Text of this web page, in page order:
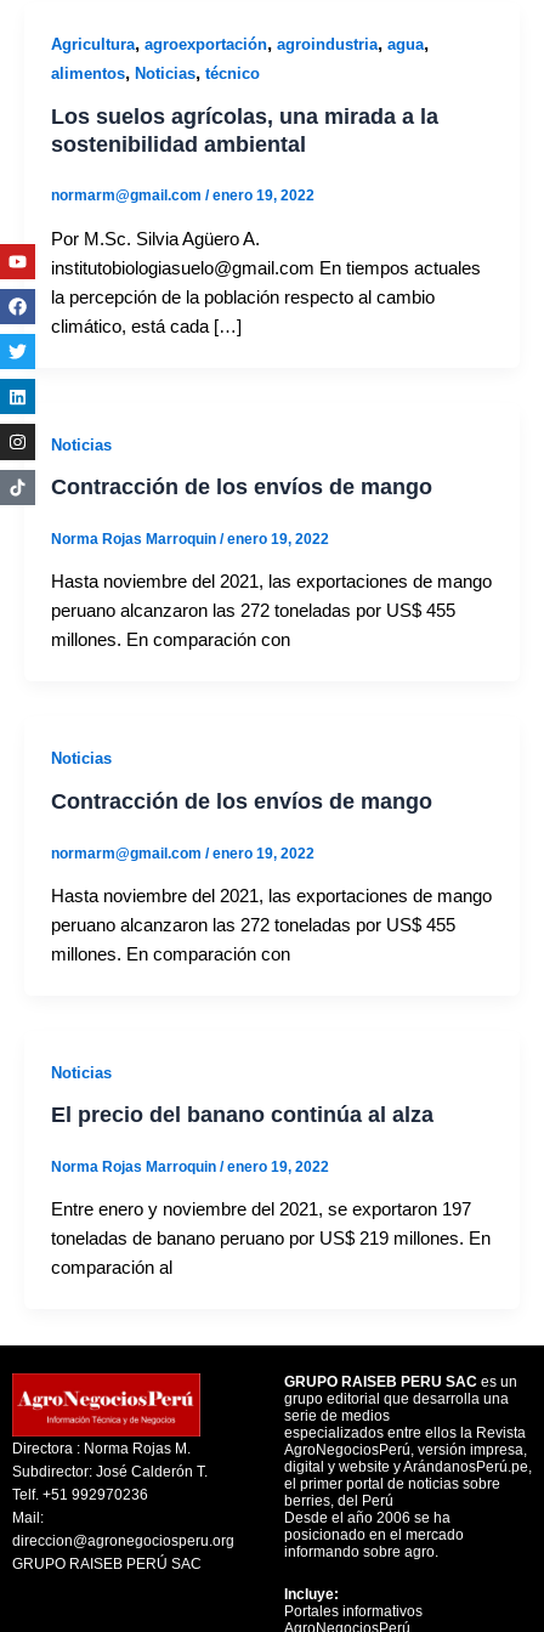
Agricultura, agroexportación, agroindustria, agua,
alimentos, Noticias, técnico
Los suelos agrícolas, una mirada a la
sostenibilidad ambiental
normarm@gmail.com /enero 19, 2022
Por M.Sc. Silvia Agüero A.
institutobiologiasuelo@gmail.com En tiempos actuales
la percepción de la población respecto al cambio
climático, está cada […]
Noticias
Contracción de los envíos de mango
Norma Rojas Marroquin /enero 19, 2022
Hasta noviembre del 2021, las exportaciones de mango
peruano alcanzaron las 272 toneladas por US$ 455
millones. En comparación con
Noticias
Contracción de los envíos de mango
normarm@gmail.com /enero 19, 2022
Hasta noviembre del 2021, las exportaciones de mango
peruano alcanzaron las 272 toneladas por US$ 455
millones. En comparación con
Noticias
El precio del banano continúa al alza
Norma Rojas Marroquin /enero 19, 2022
Entre enero y noviembre del 2021, se exportaron 197
toneladas de banano peruano por US$ 219 millones. En
comparación al
Directora : Norma Rojas M.
Subdirector: José Calderón T.
Telf. +51 992970236
Mail:
direccion@agronegociosperu.org
GRUPO RAISEB PERÚ SAC
GRUPO RAISEB PERU SAC es un
grupo editorial que desarrolla una
serie de medios
especializados entre ellos la Revista
AgroNegociosPerú, versión impresa,
digital y website y ArándanosPerú.pe,
el primer portal de noticias sobre
berries, del Perú
Desde el año 2006 se ha
posicionado en el mercado
informando sobre agro.
Incluye:
Portales informativos
AgroNegociosPerú,
Youtube
Facebook
Twitter
Linkedin
Instagram